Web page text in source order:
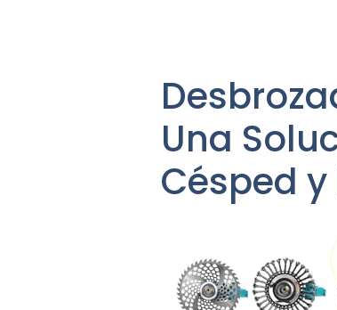
Una
Césped